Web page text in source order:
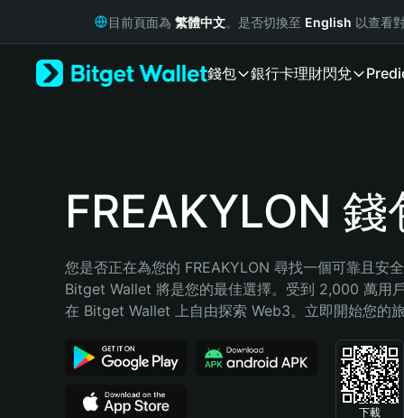
Русский
Bahasa Indonesia
Español (Argentina)
目前頁面為 繁體中文。是否切換至 English 以查看
錢包 銀行卡理財閃兌
FREAKYLON 錢
您是否正在為您的 FREAKYLON 尋找一個可靠且安
Bitget Wallet 將是您的最佳選擇。受到 2,000 萬用
在 Bitget Wallet 上自由探索 Web3。立即開始您的
下載